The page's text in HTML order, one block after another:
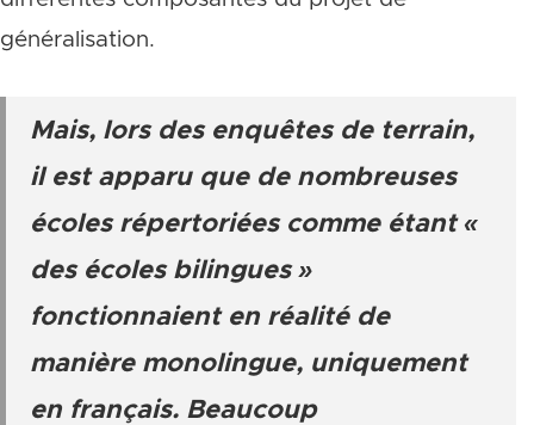
généralisation.
Mais, lors des enquêtes de terrain,
il est apparu que de nombreuses
écoles répertoriées comme étant «
des écoles bilingues »
fonctionnaient en réalité de
manière monolingue, uniquement
en français. Beaucoup